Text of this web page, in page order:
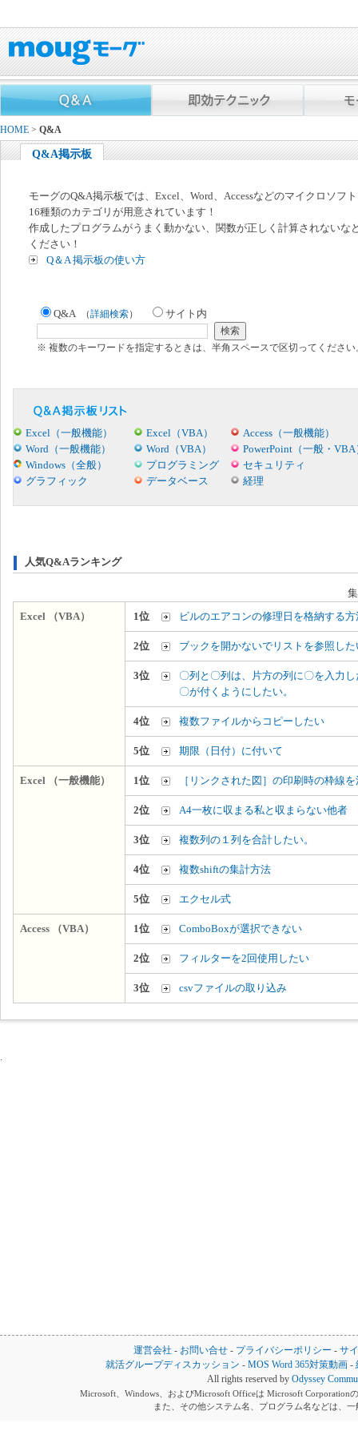
HOME > Q&A
Q&A掲示板
モーグのQ&A掲示板では、Excel、Word、Accessなどのマイクロソフ
16種類のカテゴリが用意されています！
作成したプログラムがうまく動かない、関数が正しく計算されないな
ください！
Q＆A 掲示板の使い方
Q&A （詳細検索） サイト内
※ 複数のキーワードを指定するときは、半角スペースで区切ってください
Excel（一般機能） Excel（VBA）
Access（一般機能）
Word（一般機能）
Word（VBA）
PowerPoint（一般・VBA
Windows（全般）
プログラミング
セキュリティ
グラフィック
データベース 経理
人気Q&Aランキング
Excel （VBA）
1位 ビルのエアコンの修理日を格納する方
2位 ブックを開かないでリストを参照した
3位
〇列と〇列は、片方の列に〇を入力
〇が付くようにしたい。
4位 複数ファイルからコピーしたい
5位 期限（日付）に付いて
Excel （一般機能） 1位 ［リンクされた図］の印刷時の枠線
2位 A4一枚に収まる私と収まらない他者
3位 複数列の１列を合計したい。
4位 複数shiftの集計方法
5位 エクセル式
Access （VBA） 1位 ComboBoxが選択できない
2位 フィルターを2回使用したい
3位 csvファイルの取り込み
運営会社 - お問い合せ - プライバシーポリシー - サ
就活グループディスカッション -MOS Word 365対策動画 -
All rights reserved by Odyssey
Microsoft、Windows、およびMicrosoft Officeは Microsoft Corporation
また、その他システム名、プログラム名などは、